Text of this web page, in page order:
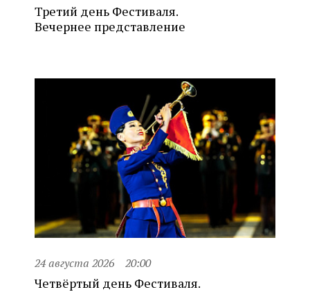
Третий день Фестиваля.
Вечернее представление
24 августа 2026 20:00
Четвёртый день Фестиваля.